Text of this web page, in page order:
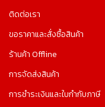
ติดต่อเรา
ขอราคาและสั่งซื้อสินค้า
ร้านค้า Offline
การจัดส่งสินค้า
การชำระเงินและใบกำกับภาษี